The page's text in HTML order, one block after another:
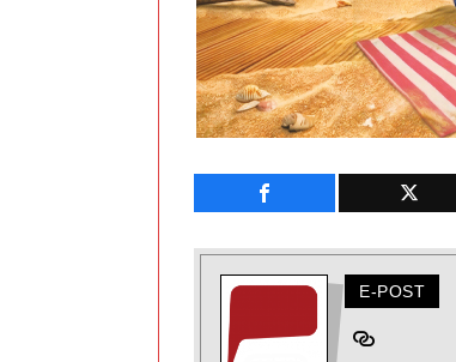
E-POST